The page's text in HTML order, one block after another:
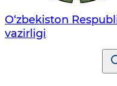
O‘zbеkistоn
vаzirligi